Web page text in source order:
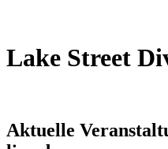
Lake Street
Aktuelle